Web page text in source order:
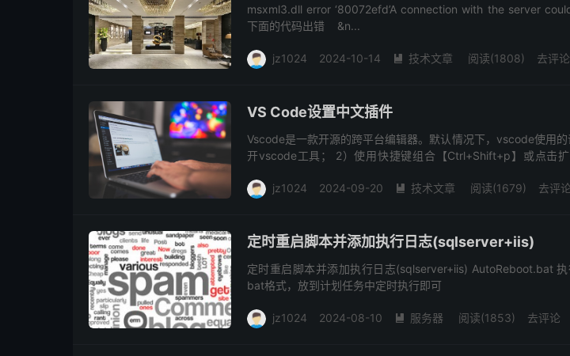
msxml3.dll error ‘80072efd’A connection with the server
下面的代码出错 &n...
jz1024 2024-10-14  技术文章 阅读(1808) 去评论
VS Code设置中文插件
Vscode是一款开源的跨平台编辑器。默认情况下，vscode使用
开vscode工具； 2）使用快捷键组合【Ctrl+Shift+p】或点击
jz1024 2024-09-20  技术文章 阅读(1679) 去评论
定时重启脚本并添加执行日志(sqlserver+iis)
定时重启脚本并添加执行日志(sqlserver+iis) AutoReboot.bat
bat格式，放到计划任务中定时执行即可
jz1024 2024-08-10  服务器 阅读(1853) 去评论